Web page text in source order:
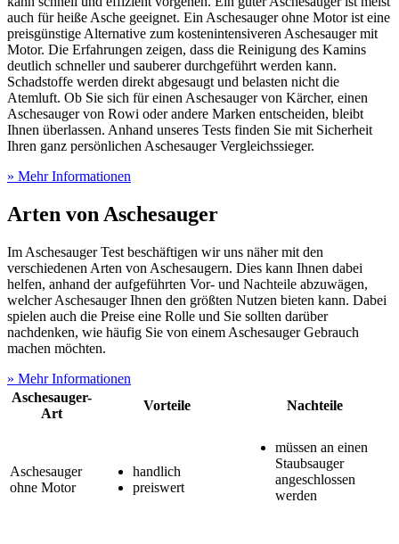
auch für heiße Asche geeignet. Ein Aschesauger ohne Motor ist eine
preisgünstige Alternative zum kostenintensiveren Aschesauger mit
Motor. Die Erfahrungen zeigen, dass die Reinigung des Kamins
deutlich schneller und sauberer durchgeführt werden kann.
Schadstoffe werden direkt abgesaugt und belasten nicht die
Atemluft. Ob Sie sich für einen Aschesauger von Kärcher, einen
Aschesauger von Rowi oder andere Marken entscheiden, bleibt
Ihnen überlassen. Anhand unseres Tests finden Sie mit Sicherheit
Ihren ganz persönlichen Aschesauger Vergleichssieger.
» Mehr Informationen
Arten von Aschesauger
Im Aschesauger Test beschäftigen wir uns näher mit den
verschiedenen Arten von Aschesaugern. Dies kann Ihnen dabei
helfen, anhand der aufgeführten Vor- und Nachteile abzuwägen,
welcher Aschesauger Ihnen den größten Nutzen bieten kann. Dabei
spielen auch die Preise eine Rolle und Sie sollten darüber
nachdenken, wie häufig Sie von einem Aschesauger Gebrauch
machen möchten.
» Mehr Informationen
Aschesauger-
Art
Vorteile Nachteile
Aschesauger
ohne Motor
handlich
preiswert
müssen an einen
Staubsauger
angeschlossen
werden